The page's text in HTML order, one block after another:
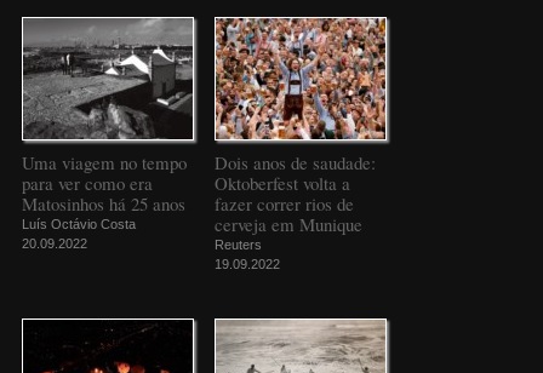
Uma viagem no tempo
para ver como era
Matosinhos há 25 anos
Luís Octávio Costa
20.09.2022
Dois anos de saudade:
Oktoberfest volta a
fazer correr rios de
cerveja em Munique
Reuters
19.09.2022